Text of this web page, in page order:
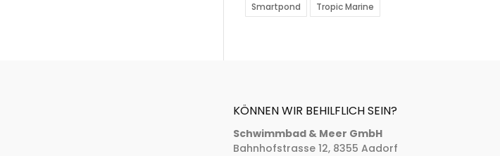
Smartpond
Tropic Marine
KÖNNEN WIR BEHILFLICH SEIN?
Schwimmbad & Meer GmbH
Bahnhofstrasse 12, 8355 Aadorf